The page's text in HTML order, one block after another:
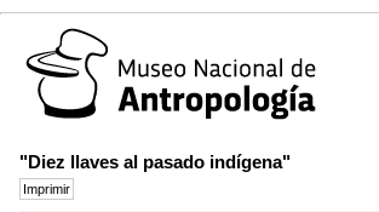
"Diez llaves al pasado indígena"